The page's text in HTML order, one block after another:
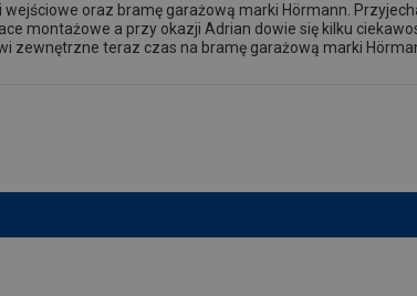
wejściowe oraz bramę garażową marki Hörmann.
montażowe a przy okazji Adrian dowie się kilku
zewnętrzne teraz czas na bramę garażową marki